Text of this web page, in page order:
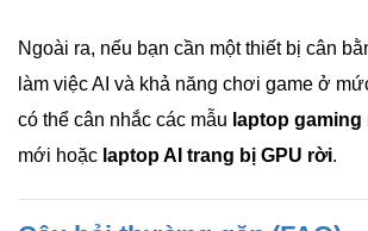
Ngoài ra, nếu bạn cần một thiết bị cân
làm việc AI và khả năng chơi game ở
có thể cân nhắc các mẫu laptop
mới hoặc laptop AI trang bị GPU rời.